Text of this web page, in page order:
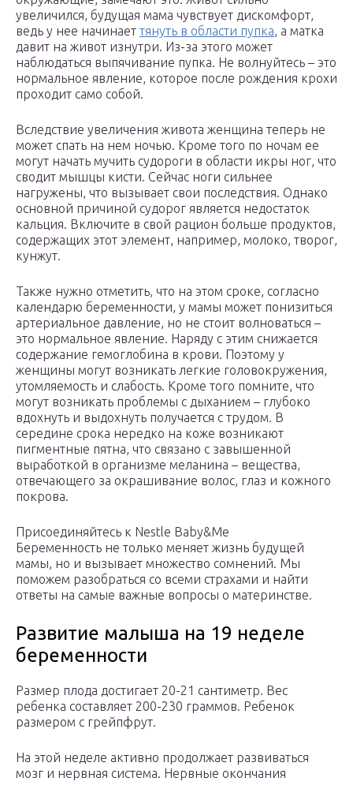
увеличился, будущая мама чувствует дискомфорт,
ведь у нее начинает тянуть в области пупка, а матка
давит на живот изнутри. Из-за этого может
наблюдаться выпячивание пупка. Не волнуйтесь – это
нормальное явление, которое после рождения крохи
проходит само собой.
Вследствие увеличения живота женщина теперь не
может спать на нем ночью. Кроме того по ночам ее
могут начать мучить судороги в области икры ног, что
сводит мышцы кисти. Сейчас ноги сильнее
нагружены, что вызывает свои последствия. Однако
основной причиной судорог является недостаток
кальция. Включите в свой рацион больше продуктов,
содержащих этот элемент, например, молоко, творог,
кунжут.
Также нужно отметить, что на этом сроке, согласно
календарю беременности, у мамы может понизиться
артериальное давление, но не стоит волноваться –
это нормальное явление. Наряду с этим снижается
содержание гемоглобина в крови. Поэтому у
женщины могут возникать легкие головокружения,
утомляемость и слабость. Кроме того помните, что
могут возникать проблемы с дыханием – глубоко
вдохнуть и выдохнуть получается с трудом. В
середине срока нередко на коже возникают
пигментные пятна, что связано с завышенной
выработкой в организме меланина – вещества,
отвечающего за окрашивание волос, глаз и кожного
покрова.
Присоединяйтесь к Nestle Baby&Me
Беременность не только меняет жизнь будущей
мамы, но и вызывает множество сомнений. Мы
поможем разобраться со всеми страхами и найти
ответы на самые важные вопросы о материнстве.
Развитие малыша на 19 неделе
беременности
Размер плода достигает 20-21 сантиметр. Вес
ребенка составляет 200-230 граммов. Ребенок
размером с грейпфрут.
На этой неделе активно продолжает развиваться
мозг и нервная система. Нервные окончания